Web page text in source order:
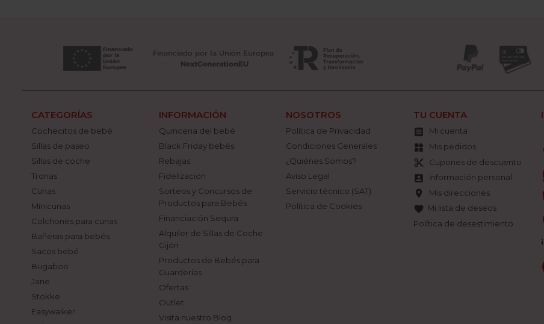
CATEGORÍAS
Cochecitos de bebé
Sillas de paseo
Sillas de coche
Tronas
Cunas
Minicunas
Colchones para cunas
Bañeras para bebés
Sacos bebé
Bugaboo
Jane
Stokke
Easywalker
INFORMACIÓN
Quincena del bebé
Black Friday bebés
Rebajas
Fidelización
Sorteos y Concursos de
Productos para Bebés
Financiación Sequra
Alquiler de Sillas de Coche
Gijón
Productos de Bebés para
Guarderías
Ofertas
Outlet
Visita nuestro Blog
NOSOTROS
Política de Privacidad
Condiciones Generales
¿Quiénes Somos?
Aviso Legal
Servicio técnico (SAT)
Política de Cookies
TU CUENTA
 Mi cuenta
widgets Mis pedidos
content_cut Cupones de descuento
account_box Información personal
location_on Mis direcciones
favorite Mi lista de deseos
Política de desestimiento